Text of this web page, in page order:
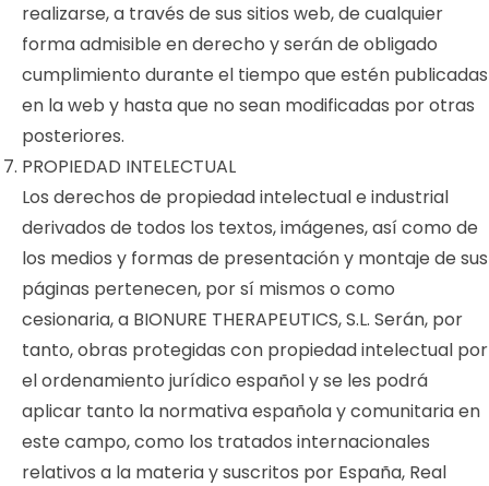
realizarse, a través de sus sitios web, de cualquier
forma admisible en derecho y serán de obligado
cumplimiento durante el tiempo que estén publicadas
en la web y hasta que no sean modificadas por otras
posteriores.
PROPIEDAD INTELECTUAL
Los derechos de propiedad intelectual e industrial
derivados de todos los textos, imágenes, así como de
los medios y formas de presentación y montaje de sus
páginas pertenecen, por sí mismos o como
cesionaria, a BIONURE THERAPEUTICS, S.L. Serán, por
tanto, obras protegidas con propiedad intelectual por
el ordenamiento jurídico español y se les podrá
aplicar tanto la normativa española y comunitaria en
este campo, como los tratados internacionales
relativos a la materia y suscritos por España, Real